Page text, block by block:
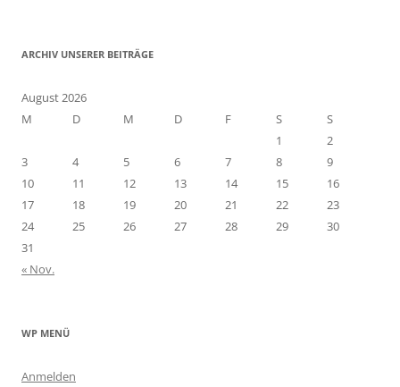
ARCHIV UNSERER BEITRÄGE
August 2026
M
D M D F S
S
1
2
3
4 5 6 7 8
9
10
11 12 13 14 15
16
17
18 19 20 21 22
23
24
25 26 27 28 29
30
31
« Nov.
WP MENÜ
Anmelden